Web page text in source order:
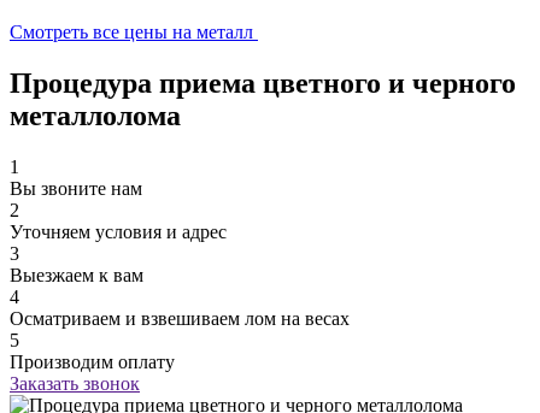
Смотреть все цены на металл
Процедура приема цветного и черного
металлолома
1
Вы звоните нам
2
Уточняем условия и адрес
3
Выезжаем к вам
4
Осматриваем и взвешиваем лом на весах
5
Производим оплату
Заказать звонок